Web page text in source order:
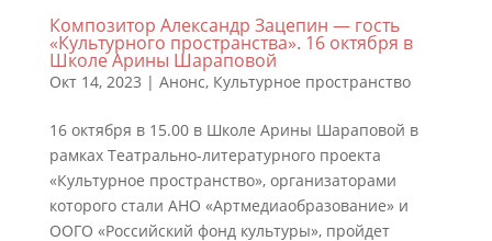
Композитор Александр Зацепин — гость
«Культурного пространства». 16 октября в
Школе Арины Шараповой
Окт 14, 2023 | Анонс, Культурное пространство
16 октября в 15.00 в Школе Арины Шараповой в
рамках Театрально-литературного проекта
«Культурное пространство», организаторами
которого стали АНО «Артмедиаобразование» и
ООГО «Российский фонд культуры», пройдет